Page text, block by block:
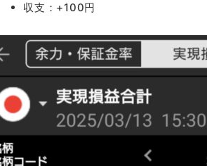
収支：+100円